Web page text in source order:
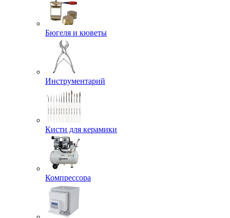
Бюгеля и кюветы
Инструментарий
Кисти для керамики
Компрессора